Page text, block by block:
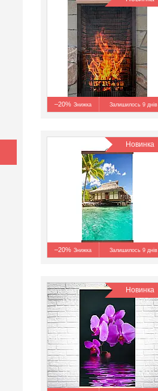
–20% Залишилось 9 днів
Новинка
–20% Залишилось 9 днів
Новинка